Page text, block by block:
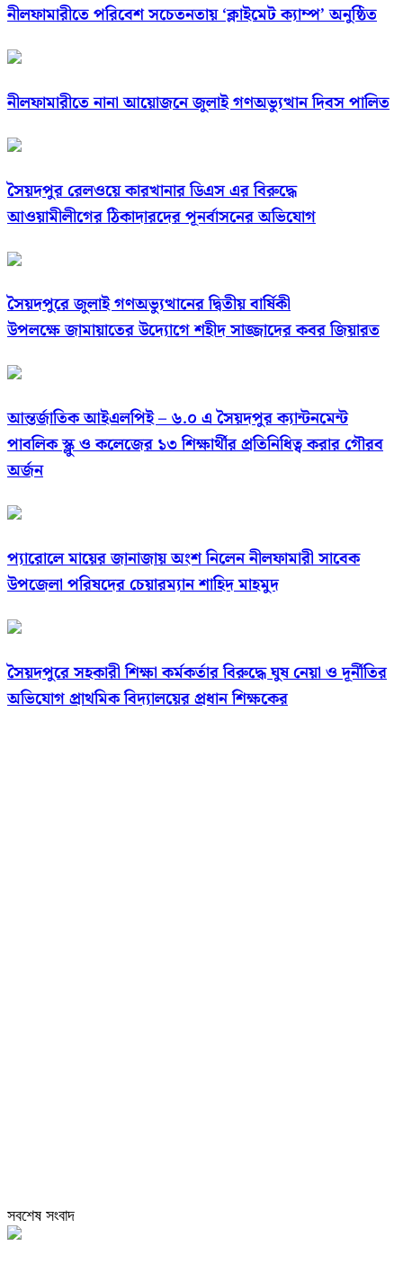
নীলফামারীতে পরিবেশ সচেতনতায় ‘ক্লাইমেট ক্যাম্প’ অনুষ্ঠিত
নীলফামারীতে নানা আয়োজনে জুলাই গণঅভ্যুত্থান দিবস পালিত
সৈয়দপুর রেলওয়ে কারখানার ডিএস এর বিরুদ্ধে
আওয়ামীলীগের ঠিকাদারদের পূনর্বাসনের অভিযোগ
সৈয়দপুরে জুলাই গণঅভ্যুত্থানের দ্বিতীয় বার্ষিকী
উপলক্ষে জামায়াতের উদ্যোগে শহীদ সাজ্জাদের কবর জিয়ারত
আন্তর্জাতিক আইএলপিই – ৬.০ এ সৈয়দপুর ক্যান্টনমেন্ট
পাবলিক স্ক্লু ও কলেজের ১৩ শিক্ষার্থীর প্রতিনিধিত্ব করার গৌরব
অর্জন
প্যারোলে মায়ের জানাজায় অংশ নিলেন নীলফামারী সাবেক
উপজেলা পরিষদের চেয়ারম্যান শাহিদ মাহমুদ
সৈয়দপুরে সহকারী শিক্ষা কর্মকর্তার বিরুদ্ধে ঘুষ নেয়া ও দূর্নীতির
অভিযোগ প্রাথমিক বিদ্যালয়ের প্রধান শিক্ষকের
সবশেষ সংবাদ